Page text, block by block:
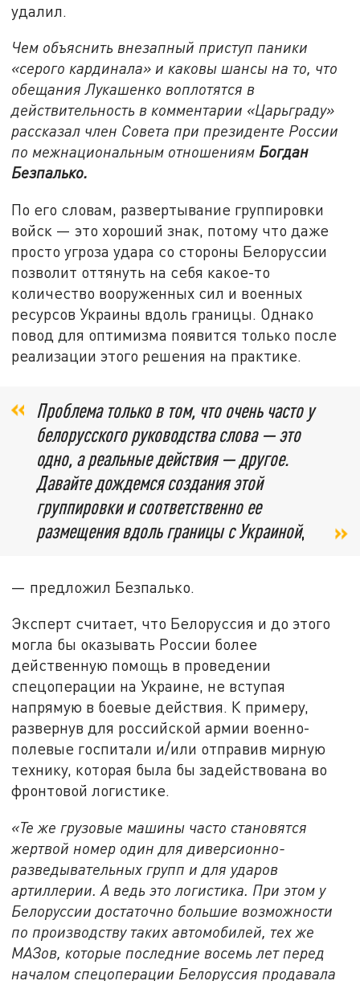
удалил.
Чем объяснить внезапный приступ паники
«серого кардинала» и каковы шансы на то, что
обещания Лукашенко воплотятся в
действительность в комментарии «Царьграду»
рассказал член Совета при президенте России
по межнациональным отношениям Богдан
Безпалько.
По его словам, развертывание группировки
войск — это хороший знак, потому что даже
просто угроза удара со стороны Белоруссии
позволит оттянуть на себя какое-то
количество вооруженных сил и военных
ресурсов Украины вдоль границы. Однако
повод для оптимизма появится только после
реализации этого решения на практике.
Проблема только в том, что очень часто у
белорусского руководства слова — это
одно, а реальные действия — другое.
Давайте дождемся создания этой
группировки и соответственно ее
размещения вдоль границы с Украиной,
— предложил Безпалько.
Эксперт считает, что Белоруссия и до этого
могла бы оказывать России более
действенную помощь в проведении
спецоперации на Украине, не вступая
напрямую в боевые действия. К примеру,
развернув для российской армии военно-
полевые госпитали и/или отправив мирную
технику, которая была бы задействована во
фронтовой логистике.
«Те же грузовые машины часто становятся
жертвой номер один для диверсионно-
разведывательных групп и для ударов
артиллерии. А ведь это логистика. При этом у
Белоруссии достаточно большие возможности
по производству таких автомобилей, тех же
МАЗов, которые последние восемь лет перед
началом спецоперации Белоруссия продавала